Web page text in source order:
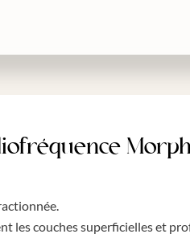
couches superficielles et